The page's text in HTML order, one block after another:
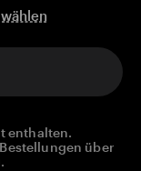
enthalten.
über